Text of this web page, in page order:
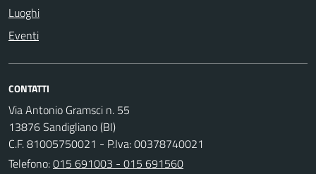
Luoghi
Eventi
CONTATTI
Via Antonio Gramsci n. 55
13876 Sandigliano (BI)
C.F. 81005750021 - P.Iva: 00378740021
Telefono:015 691003 - 015 691560